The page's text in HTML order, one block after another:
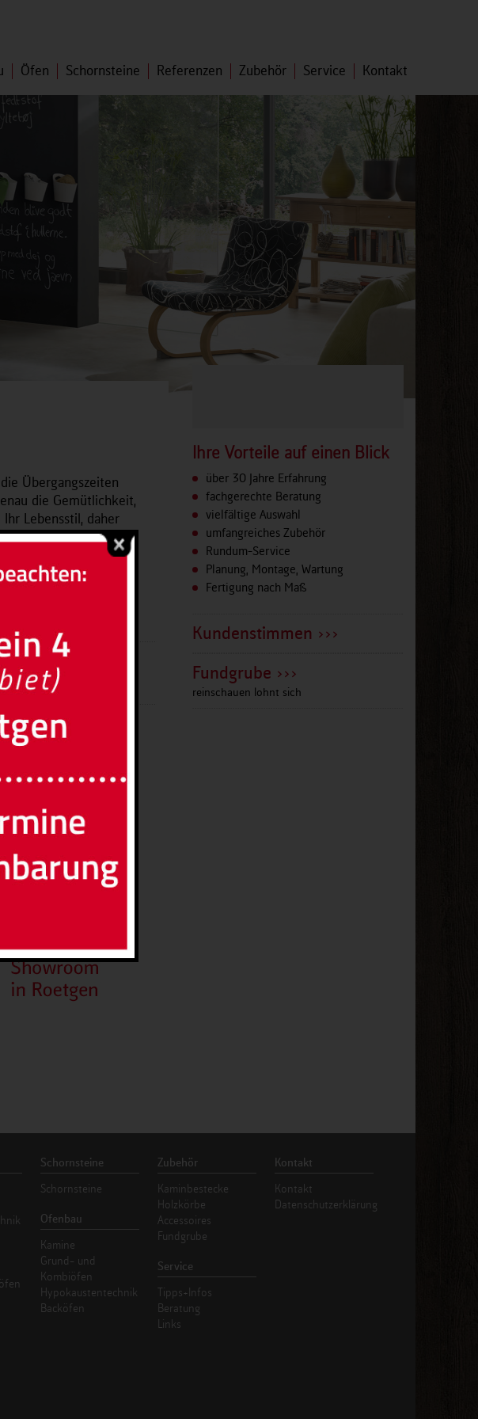
Öfen Schornsteine Referenzen Zubehör Service Kontakt
Übergangszeiten
die Gemütlichkeit,
Lebensstil, daher
integrieren lassen.
über die
beraten: Wir
von Warmwasser.
und Backöfen
Ihre Vorteile auf einen Blick
über 30 Jahre Erfahrung
fachgerechte Beratung
vielfältige Auswahl
umfangreiches Zubehör
Rundum-Service
Planung, Montage, Wartung
Fertigung nach Maß
Kundenstimmen >>>
Fundgrube >>>
reinschauen lohnt sich
Schornsteine
Schornsteine
Ofenbau
Kamine
Grund- und
Kombiöfen
Hypokaustentechnik
Backöfen
Zubehör
Kaminbestecke
Holzkörbe
Accessoires
Fundgrube
Service
Tipps+Infos
Beratung
Links
Kontakt
Kontakt
Datenschutzerklärung